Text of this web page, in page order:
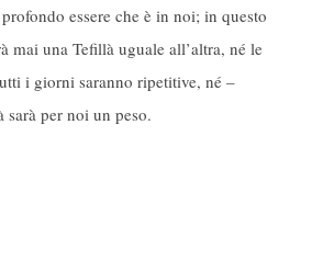
essere che è in noi; in questo
mai una Tefillà uguale all’altra, né le
i giorni saranno ripetitive, né –
per noi un peso.